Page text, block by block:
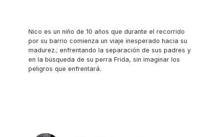
Nico es un niño de 10 años que durante el recorrido
por su barrio comienza un viaje inesperado hacia su
madurez.; enfrentando la separación de sus padres y
en la búsqueda de su perra Frida, sin imaginar los
peligros que enfrentará.